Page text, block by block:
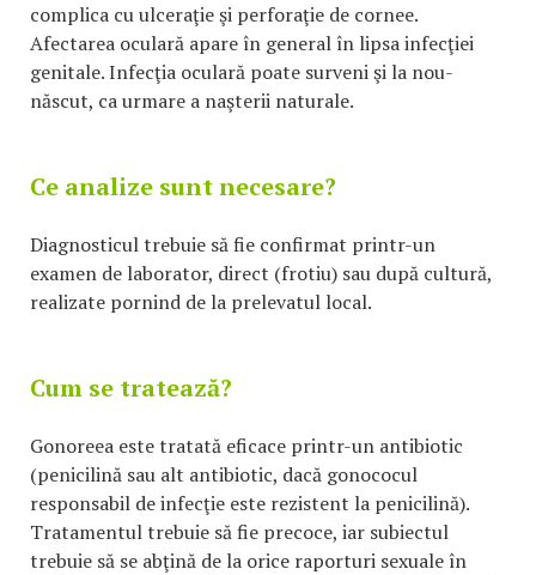
complica cu ulceraţie şi perforaţie de cornee.
Afectarea oculară apare în general în lipsa infecţiei
genitale. Infecţia oculară poate surveni şi la nou-
născut, ca urmare a naşterii naturale.
Ce analize sunt necesare?
Diagnosticul trebuie să fie confirmat printr-un
examen de laborator, direct (frotiu) sau după cultură,
realizate pornind de la prelevatul local.
Cum se tratează?
Gonoreea este tratată eficace printr-un antibiotic
(penicilină sau alt antibiotic, dacă gonococul
responsabil de infecţie este rezistent la penicilină).
Tratamentul trebuie să fie precoce, iar subiectul
trebuie să se abţină de la orice raporturi sexuale în